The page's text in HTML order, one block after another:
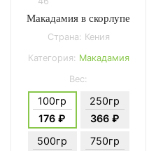
Макадамия в скорлупе
Страна: Кения
Категория: Макадамия
Вес:
100гр
176 ₽
250гр
366 ₽
500гр
750гр